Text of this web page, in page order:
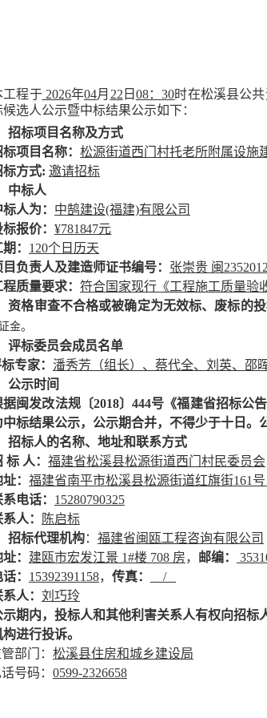
工程于2026年04月 22 日 08：30时在松溪县公
选人公示暨中标结果公示如下：
招标项目名称及方式
标项目名称： 松源街道西门村托老所附属设施
标方式: 邀请招标
中标人
标人为： 中鹄建设(福建)有限公司
报价： ¥781847元
： 120个 日历天
目负责人及建造师证书编号： 张崇贵 闽
程质量要求： 符合国家现行《工程施工质量验
资格审查不合格或被确定为无效标、废标的
金。
评标委员会成员名单
专家： 潘秀芳（组长） 、蔡代全、刘英、邵
公示时间
据闽发改法规〔2018〕444号《福建省招标公
中标结果公示，公示期合并，不得少于十日 。
招标人的名称、地址和联系方式
标 人： 福建省松溪县松源街道西门村民委员会
： 福建省南平市松溪县松源街道红旗街161号
电话： 15280790325
人：
陈启标
招标代理机构： 福建省闽瓯工程咨询有限公司
： 建瓯市宏发江景 1#楼 708 房， 邮编： 3531
： 15392391158， 传真：
/
人： 刘巧玲
示期内，投标人和其他利害关系人有权向招
进行投诉。
部门： 松溪县住房和城乡建设局
号码： 0599-2326658